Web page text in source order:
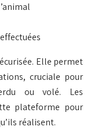
Elle permet
cruciale pour
ou volé. Les
plateforme pour
réalisent.